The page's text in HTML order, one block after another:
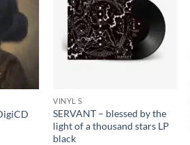
VINYL S
SERVANT – blessed by the
light of a thousand stars LP
black